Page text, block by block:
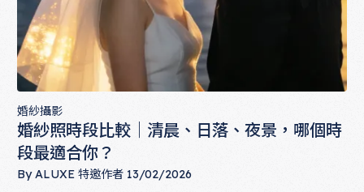
婚紗攝影
婚紗照時段比較｜清晨、日落、夜景，哪個時
段最適合你？
By ALUXE 特邀作者 13/02/2026